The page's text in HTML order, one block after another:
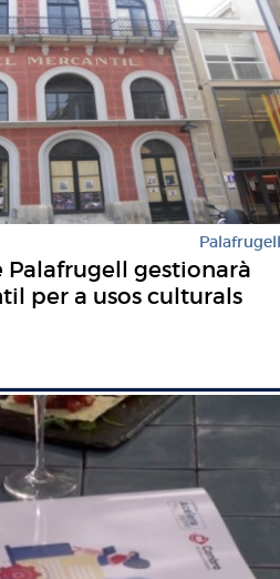
Palafrugell
gestionarà
per a usos culturals